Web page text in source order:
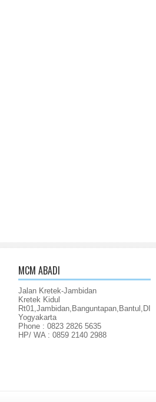
MCM ABADI
Jalan Kretek-Jambidan
Kretek Kidul
Rt01,Jambidan,Banguntapan,Bantul,DI
Yogyakarta
Phone : 0823 2826 5635
HP/ WA : 0859 2140 2988